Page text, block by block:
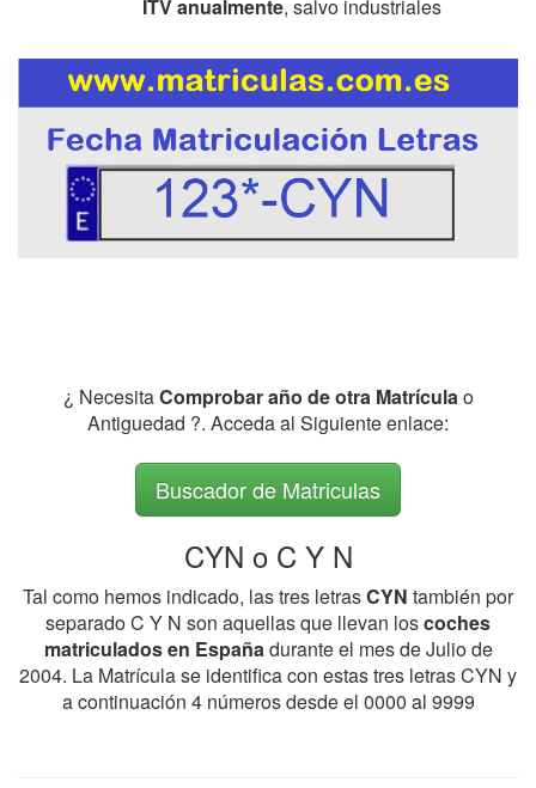
ITV anualmente, salvo industriales
¿ NecesitaComprobar año de otra Matrículao
Antiguedad ?. Acceda al Siguiente enlace:
Buscador de Matriculas
CYN o C Y N
Tal como hemos indicado, las tres letrasCYN también por
separado C Y N son aquellas que llevan loscoches
matriculados en Españadurante el mes de Julio de
2004. La Matrícula se identifica con estas tres letras CYN y
a continuación 4 números desde el 0000 al 9999